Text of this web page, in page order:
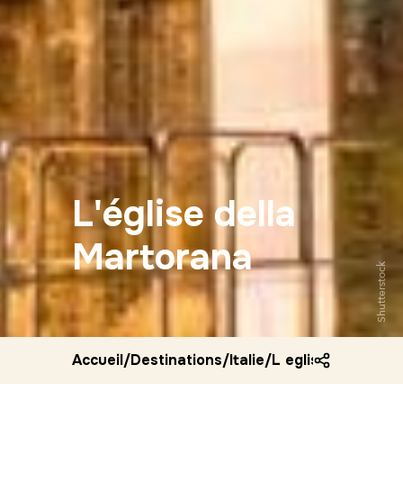
L'église della
Martorana
Shutterstock
Accueil/Destinations/Italie/L eglise della